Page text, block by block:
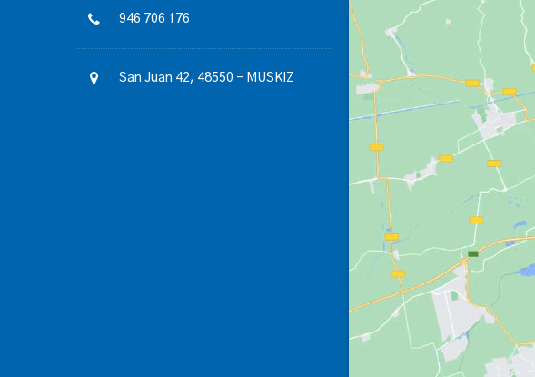
946 706 176
San Juan 42, 48550 – MUSKIZ